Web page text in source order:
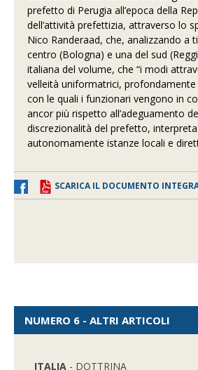
prefetto di Perugia all’epoca della
dell’attività prefettizia, attraverso lo
Nico Randeraad, che, analizzando a
centro (Bologna) e una del sud
italiana del volume, che “i modi
velleità uniformatrici,
con le quali i funzionari vengono in
ancor più rispetto all’adeguamento
discrezionalità del prefetto,
autonomamente istanze locali e
SCARICA IL DOCUMENTO
NUMERO 6 - ALTRI ARTICOLI
ITALIA - DOTTRINA